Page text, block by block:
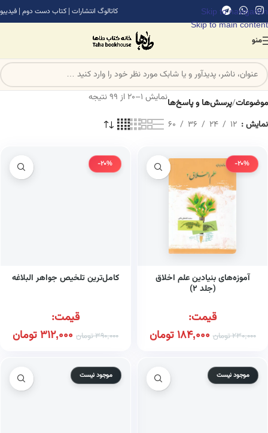
Skip to navigation
Skip to main content
کاتالوگ انتشارات | کتاب دست دوم | فیدیبو
منو
موضوعات/پرسش‌ها و پاسخ‌هانمایش 1–20 از 99 نتیجه
نمایش 12
24
36
60
-20%
آموزه‌های بنیادین علم اخلاق
(جلد ۲)
قیمت:
230,000تومان 184,000تومان
-20%
کامل‌ترین تلخیص جواهر البلاغه
قیمت:
390,000تومان 312,000تومان
موجود نیست موجود نیست